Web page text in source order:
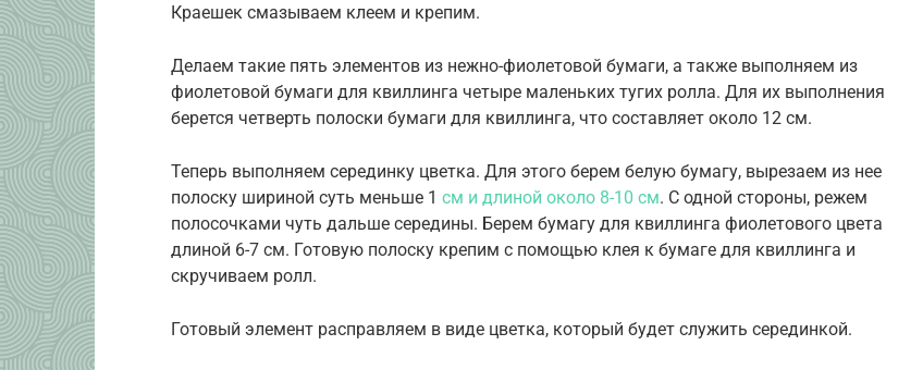
Краешек смазываем клеем и крепим.
Делаем такие пять элементов из нежно-фиолетовой бумаги, а также выполняем из
фиолетовой бумаги для квиллинга четыре маленьких тугих ролла. Для их выполнения
берется четверть полоски бумаги для квиллинга, что составляет около 12 см.
Теперь выполняем серединку цветка. Для этого берем белую бумагу, вырезаем из нее
полоску шириной суть меньше 1 см и длиной около 8-10 см. С одной стороны, режем
полосочками чуть дальше середины. Берем бумагу для квиллинга фиолетового цвета
длиной 6-7 см. Готовую полоску крепим с помощью клея к бумаге для квиллинга и
скручиваем ролл.
Готовый элемент расправляем в виде цветка, который будет служить серединкой.